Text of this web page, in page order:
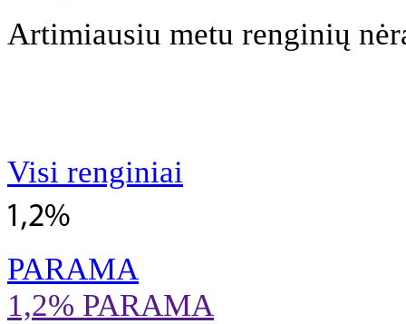
Artimiausiu metu renginių
Visi renginiai
PARAMA
1,2% PARAMA